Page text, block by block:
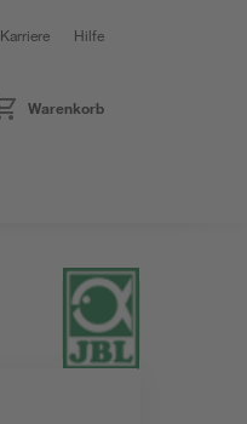
Karriere Hilfe
Warenkorb